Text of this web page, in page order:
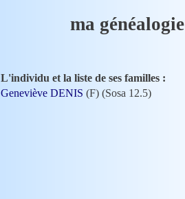
ma généalogie
L'individu et la liste de ses familles :
Geneviève DENIS (F) (Sosa 12.5)